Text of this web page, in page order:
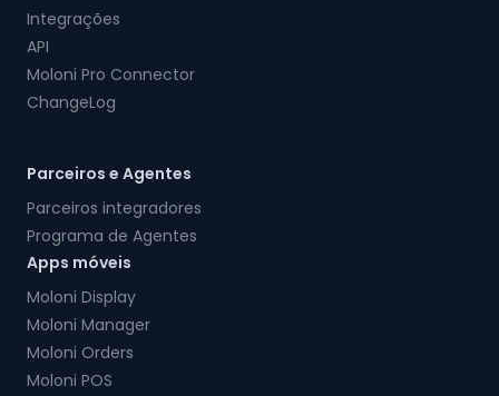
Integrações
API
Moloni Pro Connector
ChangeLog
Parceiros e Agentes
Parceiros integradores
Programa de Agentes
Apps móveis
Moloni Display
Moloni Manager
Moloni Orders
Moloni POS